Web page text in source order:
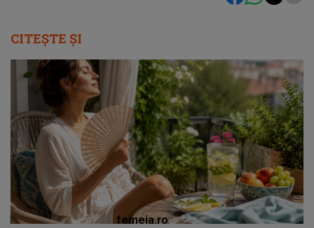
CITEȘTE ȘI
femeia.ro